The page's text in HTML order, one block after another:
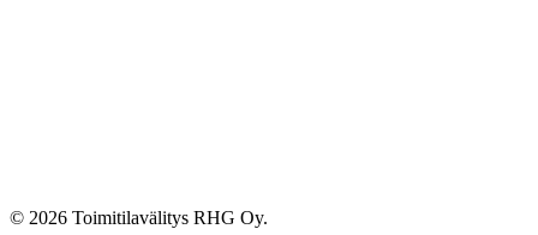
© 2026 Toimitilavälitys RHG Oy.